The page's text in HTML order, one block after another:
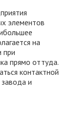
элементов
на
при
прямо оттуда.
контактной
и